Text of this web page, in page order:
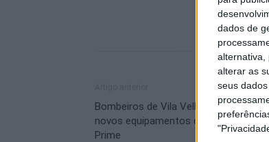
dados de
alternativa,
alterar as
seus
Bombeiros de Vila Velha de Ródão
novos equipamentos oferecidos pela
Prime